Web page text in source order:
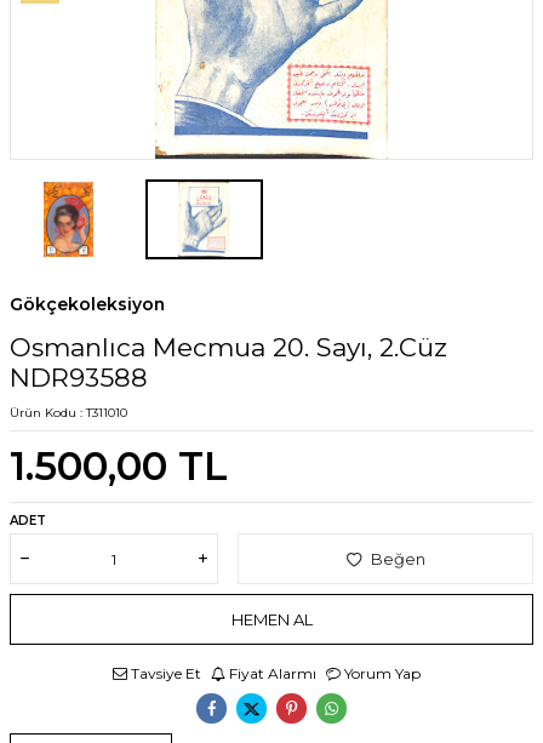
Gökçekoleksiyon
Osmanlıca Mecmua 20. Sayı, 2.Cüz
NDR93588
Ürün Kodu :T311010
1.500,00 TL
ADET
Beğen
HEMEN AL
Tavsiye Et Fiyat Alarmı Yorum Yap